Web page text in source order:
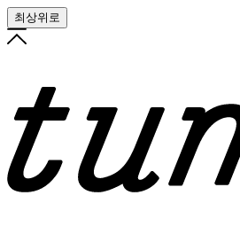
최상위로